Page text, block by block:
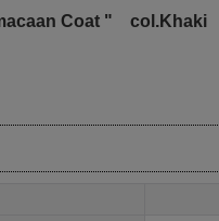
Coat " col.Khaki